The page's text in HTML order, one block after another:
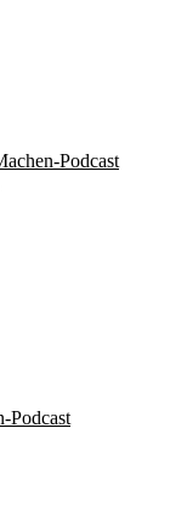
Podcast
Podcast